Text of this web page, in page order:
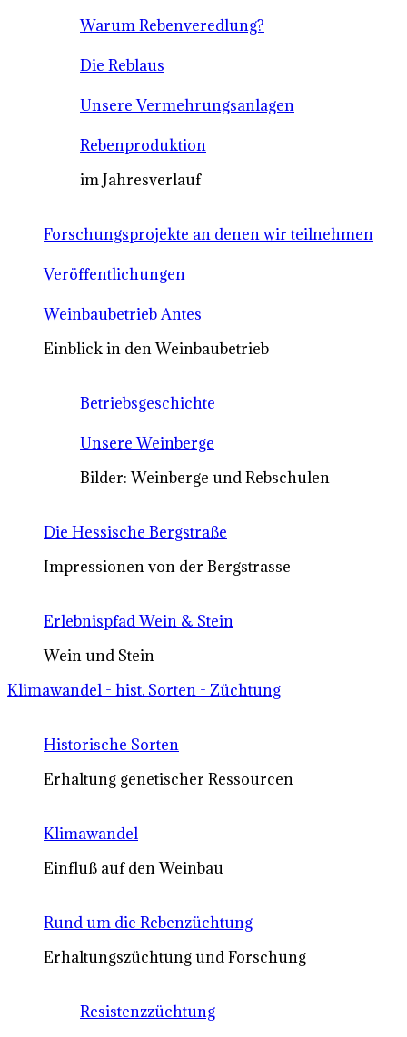
Warum Rebenveredlung?
Die Reblaus
Unsere Vermehrungsanlagen
Rebenproduktion
im Jahresverlauf
Forschungsprojekte an denen wir teilnehmen
Veröffentlichungen
Weinbaubetrieb Antes
Einblick in den Weinbaubetrieb
Betriebsgeschichte
Unsere Weinberge
Bilder: Weinberge und Rebschulen
Die Hessische Bergstraße
Impressionen von der Bergstrasse
Erlebnispfad Wein & Stein
Wein und Stein
Klimawandel - hist. Sorten - Züchtung
Historische Sorten
Erhaltung genetischer Ressourcen
Klimawandel
Einfluß auf den Weinbau
Rund um die Rebenzüchtung
Erhaltungszüchtung und Forschung
Resistenzzüchtung